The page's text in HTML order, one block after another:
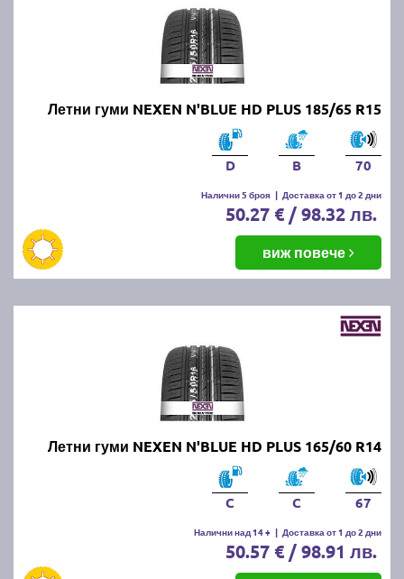
Летни гуми NEXEN N'BLUE HD PLUS 185/65 R15
D B 70
Налични 5 броя | Доставка от 1 до 2 дни
50.27 € / 98.32 лв.
виж повече
Летни гуми NEXEN N'BLUE HD PLUS 165/60 R14
C C 67
Налични над 14 + | Доставка от 1 до 2 дни
50.57 € / 98.91 лв.